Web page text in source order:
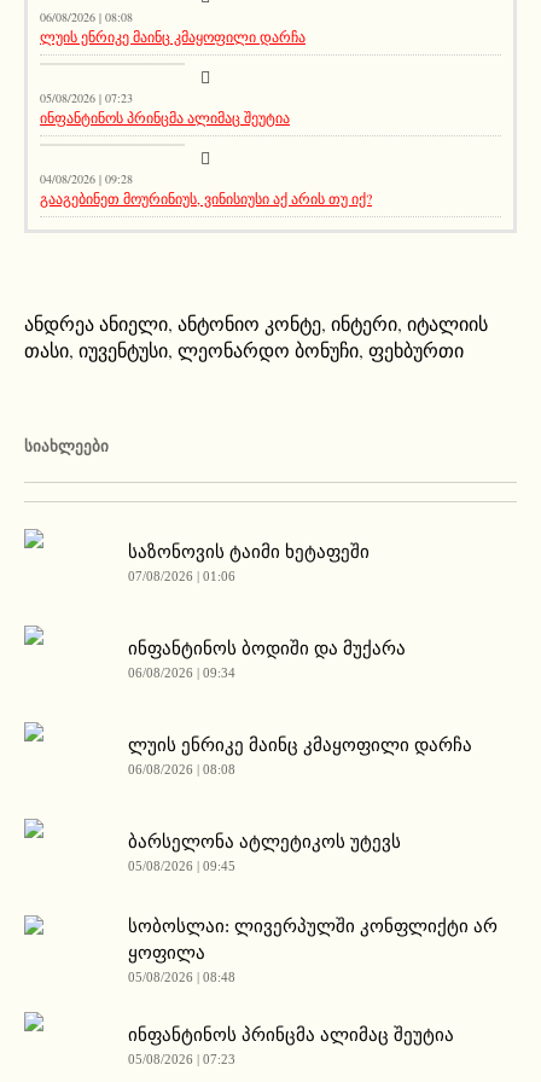
06/08/2026 | 08:08
ლუის ენრიკე მაინც კმაყოფილი დარჩა
აქეთურ-იქითური
05/08/2026 | 07:23
ინფანტინოს პრინცმა ალიმაც შეუტია
აქეთურ-იქითური
04/08/2026 | 09:28
გააგებინეთ მოურინიუს, ვინისიუსი აქ არის თუ იქ?
ანდრეა ანიელი, ანტონიო კონტე, ინტერი, იტალიის
თასი, იუვენტუსი, ლეონარდო ბონუჩი, ფეხბურთი
ᲡᲘᲐᲮᲚᲔᲔᲑᲘ
საზონოვის ტაიმი ხეტაფეში
07/08/2026 | 01:06
ინფანტინოს ბოდიში და მუქარა
06/08/2026 | 09:34
ლუის ენრიკე მაინც კმაყოფილი დარჩა
06/08/2026 | 08:08
ბარსელონა ატლეტიკოს უტევს
05/08/2026 | 09:45
სობოსლაი: ლივერპულში კონფლიქტი არ
ყოფილა
05/08/2026 | 08:48
ინფანტინოს პრინცმა ალიმაც შეუტია
05/08/2026 | 07:23